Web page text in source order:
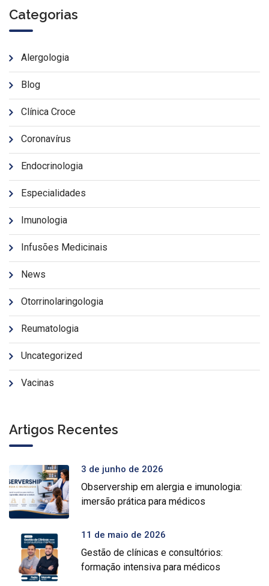
Categorias
Alergologia
Blog
Clínica Croce
Coronavírus
Endocrinologia
Especialidades
Imunologia
Infusões Medicinais
News
Otorrinolaringologia
Reumatologia
Uncategorized
Vacinas
Artigos Recentes
3 de junho de 2026
Observership em alergia e imunologia:
imersão prática para médicos
11 de maio de 2026
Gestão de clínicas e consultórios:
formação intensiva para médicos